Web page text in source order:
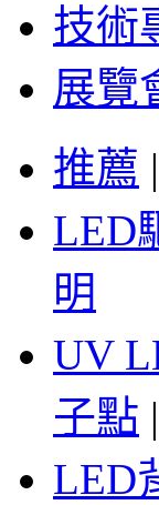
技術
展覽
推薦 |
LED
明
UV
子點 |
LED